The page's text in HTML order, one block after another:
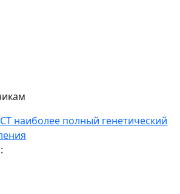
наиболее полный генетический